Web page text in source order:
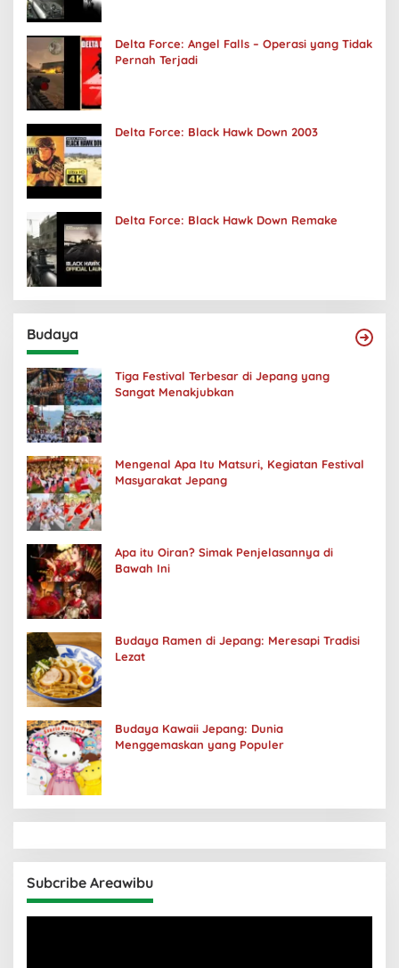
Delta Force: Angel Falls – Operasi yang Tidak
Pernah Terjadi
Delta Force: Black Hawk Down 2003
Delta Force: Black Hawk Down Remake
Budaya
Tiga Festival Terbesar di Jepang yang
Sangat Menakjubkan
Mengenal Apa Itu Matsuri, Kegiatan Festival
Masyarakat Jepang
Apa itu Oiran? Simak Penjelasannya di
Bawah Ini
Budaya Ramen di Jepang: Meresapi Tradisi
Lezat
Budaya Kawaii Jepang: Dunia
Menggemaskan yang Populer
Subcribe Areawibu